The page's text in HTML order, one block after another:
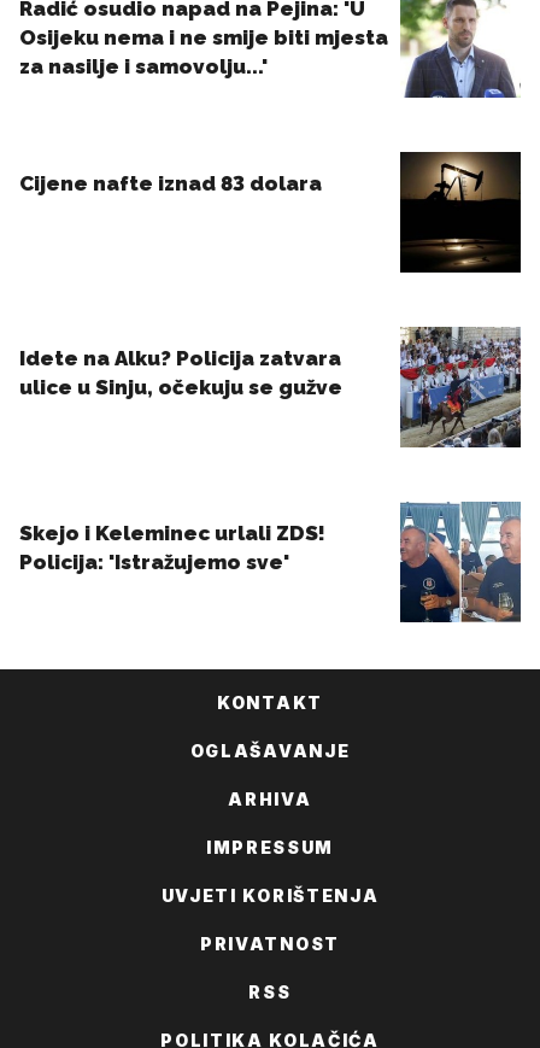
KONTAKT
OGLAŠAVANJE
ARHIVA
IMPRESSUM
UVJETI KORIŠTENJA
PRIVATNOST
RSS
POLITIKA KOLAČIĆA